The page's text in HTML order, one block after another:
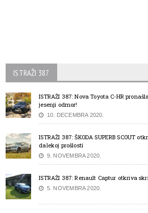
ISTRAŽI 387
ISTRAŽI 387: Nova Toyota C-HR
jesenji odmor!
10. DECEMBRA 2020.
ISTRAŽI 387: ŠKODA SUPERB SCOUT
dalekoj prošlosti
9. NOVEMBRA 2020.
ISTRAŽI 387: Renault Captur otkriva
5. NOVEMBRA 2020.